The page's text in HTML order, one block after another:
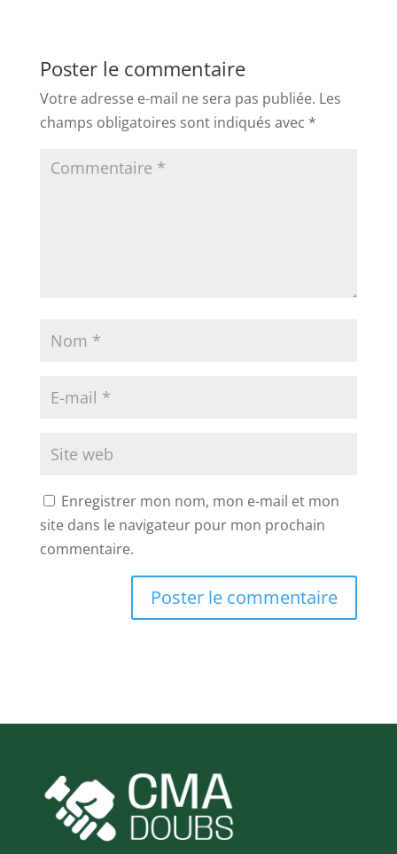
Poster le commentaire
Votre adresse e-mail ne sera pas publiée. Les
champs obligatoires sont indiqués avec *
Enregistrer mon nom, mon e-mail et mon
site dans le navigateur pour mon prochain
commentaire.